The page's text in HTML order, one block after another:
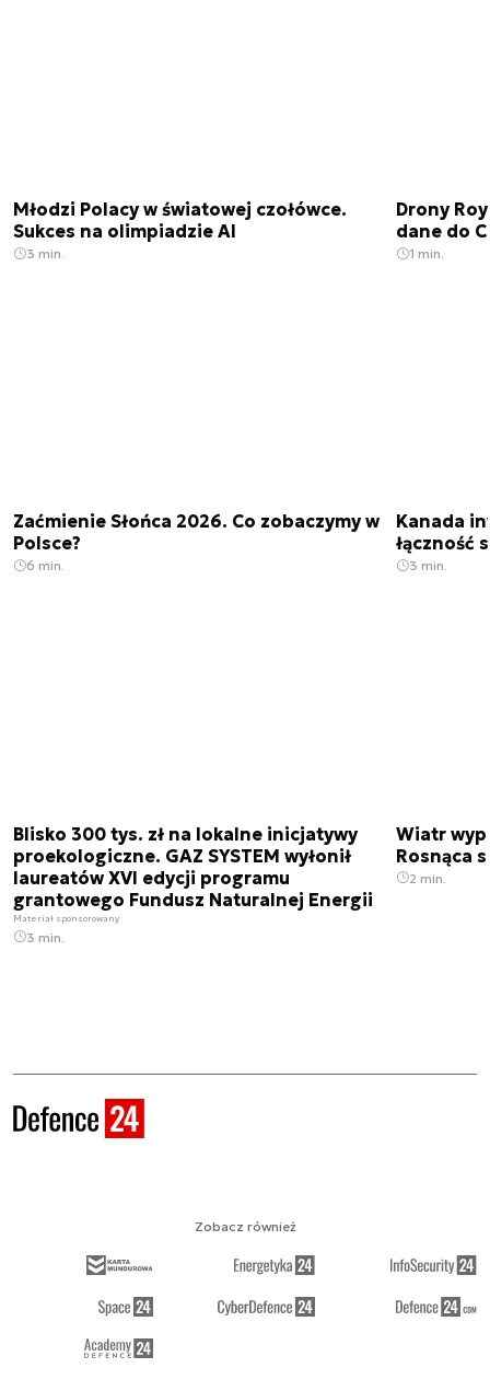
Młodzi Polacy w światowej czołówce.
Sukces na olimpiadzie AI
3 min.
Drony
dane do
1 min.
Zaćmienie Słońca 2026. Co zobaczymy w
Polsce?
6 min.
Kanada
łączność
3 min.
Blisko 300 tys. zł na lokalne inicjatywy
proekologiczne. GAZ SYSTEM wyłonił
laureatów XVI edycji programu
grantowego Fundusz Naturalnej Energii
Materiał sponsorowany
3 min.
Wiatr
Rosnąca
2 min.
Zobacz również